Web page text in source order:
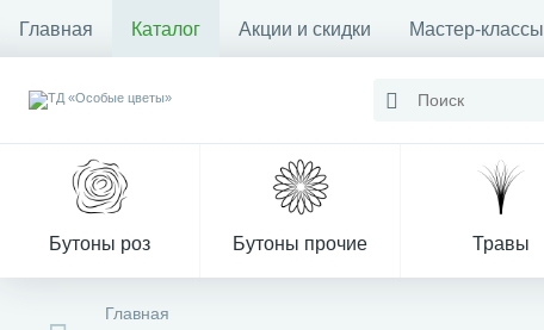
Главная Каталог Акции и скидки Мастер-классы
Бутоны роз Бутоны прочие Травы
Главная